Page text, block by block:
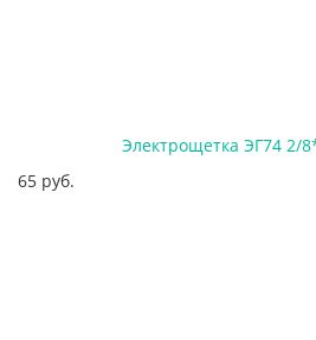
Электрощетка ЭГ74 2/
65 руб.